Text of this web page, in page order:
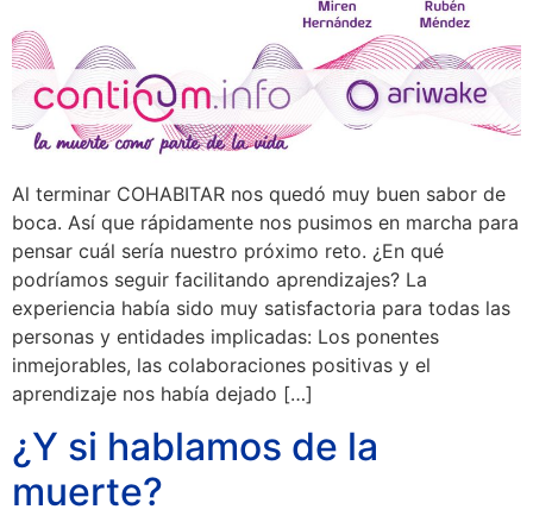
Al terminar COHABITAR nos quedó muy buen sabor de
boca. Así que rápidamente nos pusimos en marcha para
pensar cuál sería nuestro próximo reto. ¿En qué
podríamos seguir facilitando aprendizajes? La
experiencia había sido muy satisfactoria para todas las
personas y entidades implicadas: Los ponentes
inmejorables, las colaboraciones positivas y el
aprendizaje nos había dejado […]
¿Y si hablamos de la
muerte?